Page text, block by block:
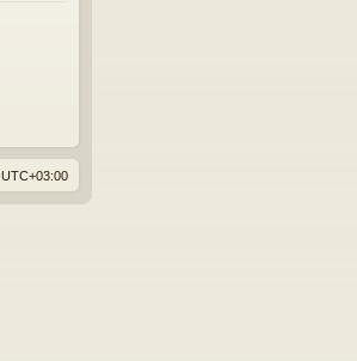
UTC+03:00